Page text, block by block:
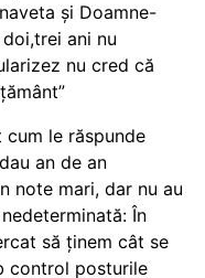
și Doamne-
ani nu
nu cred că
cum le răspunde
an de an
note mari, dar nu au
În
să ținem cât se
control posturile